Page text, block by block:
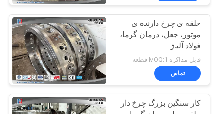
درباره
کارخانه
Axle Shaft Forging
35
حلقه ی چرخ دارنده ی
موتور، جعل، درمان گرما،
فولاد آلیاژ
قابل مذاکره MOQ:1 قطعه
تماس
کار سنگین بزرگ چرخ دار